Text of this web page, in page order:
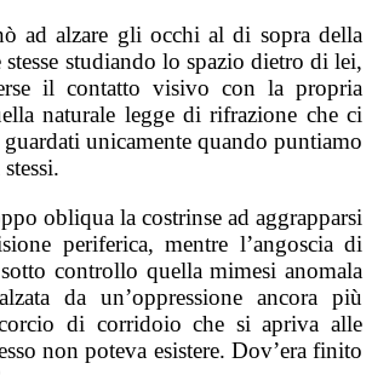
ad alzare gli occhi al di sopra della
stesse studiando lo spazio dietro di lei,
il contatto visivo con la propria
naturale legge di rifrazione che ci
unicamente quando puntiamo
obliqua la costrinse ad aggrapparsi
periferica, mentre l’angoscia di
controllo quella mimesi anomala
da un’oppressione ancora più
di corridoio che si apriva alle
non poteva esistere. Dov’era finito